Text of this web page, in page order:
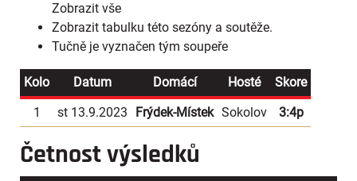
Zobrazit vše
Zobrazit tabulku této sezóny a soutěže.
Tučně je vyznačen tým soupeře
Kolo Datum Domácí Hosté
Skore
1
st 13.9.2023 Frýdek-Místek Sokolov 3:4p
Četnost výsledků